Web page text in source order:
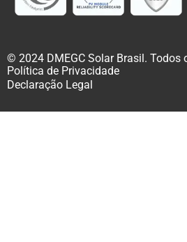
© 2024 DMEGC Solar Brasil. Todos
Política de Privacidade
Declaração Legal